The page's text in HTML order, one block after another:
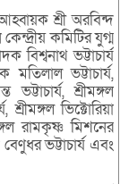
শ্রী অরবিন্দ
কমিটির যুগ্ম
বিশ্বনাথ ভট্টাচার্য
ভট্টাচার্য,
শ্রীমঙ্গল
ভিক্টোরিয়া
রামকৃষ্ণ মিশনের
ভট্টাচার্য এবং